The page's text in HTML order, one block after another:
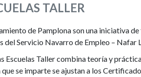
TALLER
de Pamplona son una iniciativa
Servicio Navarro de Empleo – Nafar
Escuelas Taller combina teoría y
se imparte se ajustan a los